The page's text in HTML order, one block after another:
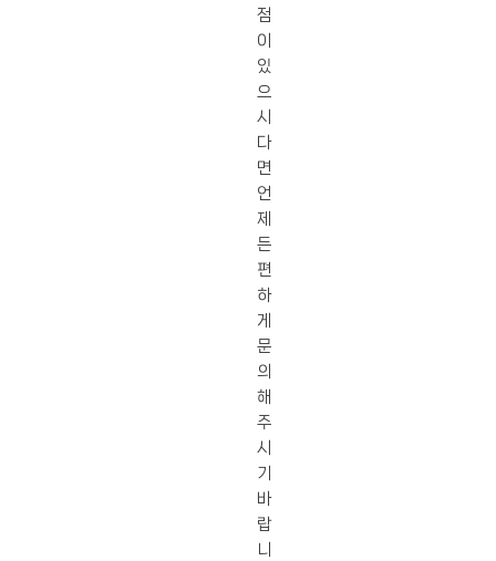
점
이
있
으
시
다
면
언
제
든
편
하
게
문
의
해
주
시
기
바
랍
니